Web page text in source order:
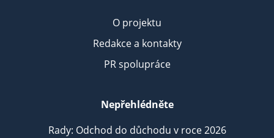
O projektu
Redakce a kontakty
PR spolupráce
Nepřehlédněte
Rady: Odchod do důchodu v roce 2026